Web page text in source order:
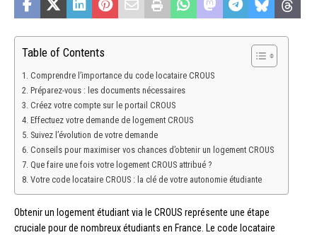
Table of Contents
Comprendre l’importance du code locataire CROUS
Préparez-vous : les documents nécessaires
Créez votre compte sur le portail CROUS
Effectuez votre demande de logement CROUS
Suivez l’évolution de votre demande
Conseils pour maximiser vos chances d’obtenir un logement CROUS
Que faire une fois votre logement CROUS attribué ?
Votre code locataire CROUS : la clé de votre autonomie étudiante
Obtenir un logement étudiant via le CROUS représente une étape
cruciale pour de nombreux étudiants en France. Le code locataire